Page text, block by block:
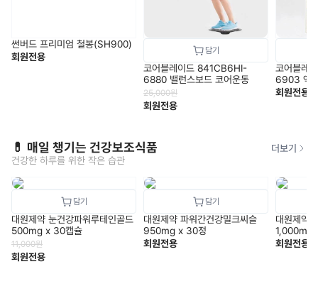
썬버드 프리미엄 철봉(SH900)
회원전용
코어블레이드 841CB6HI-
6880 밸런스보드 코어운동
25,000원
회원전용
코어블레
6903 엑
루
회원전용
💊 매일 챙기는 건강보조식품
건강한 하루를 위한 작은 습관
더보기
대원제약 눈건강파워루테인골드
500mg x 30캡슐
11,000원
회원전용
대원제약 파워간건강밀크씨슬
950mg x 30정
회원전용
대원제약
1,000mg
회원전용